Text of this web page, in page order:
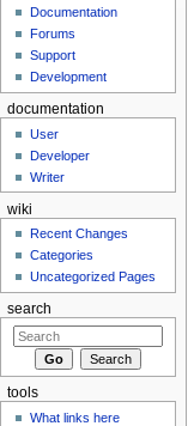
Documentation
Forums
Support
Development
documentation
User
Developer
Writer
wiki
Recent Changes
Categories
Uncategorized Pages
search
tools
What links here